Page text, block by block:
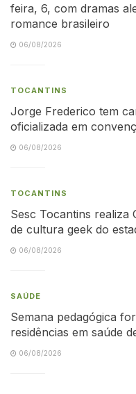
feira, 6, com dramas
romance brasileiro
06/08/2026
TOCANTINS
Jorge Frederico tem
oficializada em
06/08/2026
TOCANTINS
Sesc Tocantins realiza
de cultura geek do
06/08/2026
SAÚDE
Semana pedagógica
residências em saúde
06/08/2026